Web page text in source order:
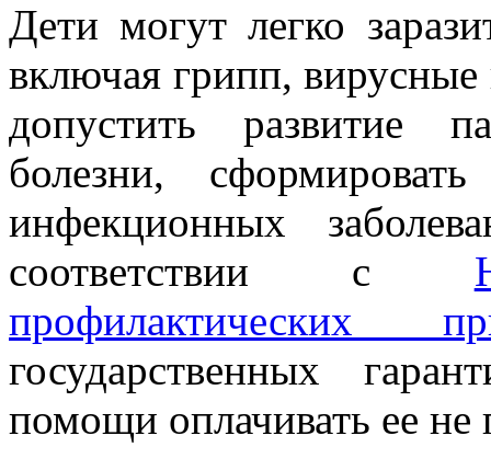
Дети могут легко
включая грипп,
допустить развитие
болезни,
инфекционных
соответствии с
профилактических
государственных
помощи оплачивать ее не